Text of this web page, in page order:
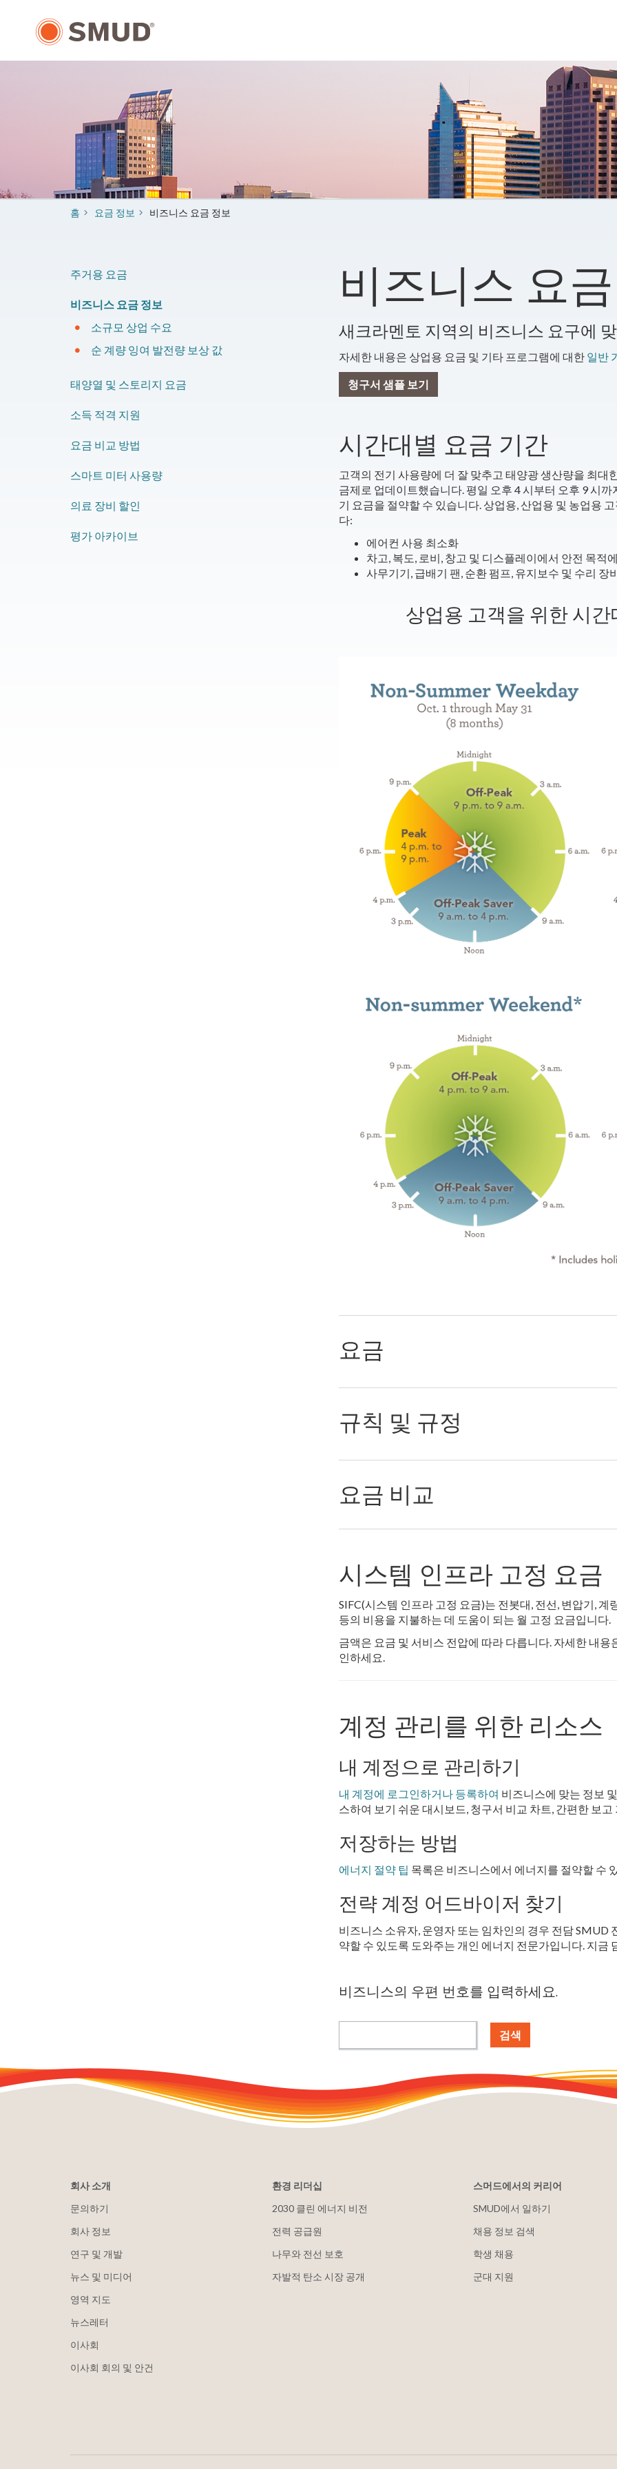
홈 요금 정보 비즈니스 요금 정보
비즈니스 요금
새크라멘토 지역의 비즈니스 요구에
자세한 내용은 상업용 요금 및 기타 프로그램에 대한 일반
청구서 샘플 보기
시간대별 요금 기간
고객의 전기 사용량에 더 잘 맞추고 태양광 생산량을 최
금제로 업데이트했습니다. 평일 오후 4 시부터 오후 9 시
기 요금을 절약할 수 있습니다. 상업용, 산업용 및 농업용
다:
에어컨 사용 최소화
차고, 복도, 로비, 창고 및 디스플레이에서 안전 목적
사무기기, 급배기 팬, 순환 펌프, 유지보수 및 수리
상업용 고객을 위한 시
요금
규칙 및 규정
요금 비교
시스템 인프라 고정 요금
SIFC(시스템 인프라 고정 요금)는 전봇대, 전선, 변압기,
등의 비용을 지불하는 데 도움이 되는 월 고정 요금입니다.
금액은 요금 및 서비스 전압에 따라 다릅니다. 자세한 내
인하세요.
계정 관리를 위한 리소스
내 계정으로 관리하기
내 계정에 로그인하거나 등록하여 비즈니스에 맞는 정보
스하여 보기 쉬운 대시보드, 청구서 비교 차트, 간편한 보
저장하는 방법
에너지 절약 팁 목록은 비즈니스에서 에너지를 절약할 수
전략 계정 어드바이저 찾기
비즈니스 소유자, 운영자 또는 임차인의 경우 전담 SMUD
약할 수 있도록 도와주는 개인 에너지 전문가입니다. 지금
비즈니스의 우편 번호를 입력하세요.
검색
주거용 요금
비즈니스 요금 정보
소규모 상업 수요
순 계량 잉여 발전량 보상 값
태양열 및 스토리지 요금
소득 적격 지원
요금 비교 방법
스마트 미터 사용량
​의료 장비 할인
평가 아카이브
회사 소개
문의하기
회사 정보
연구 및 개발
뉴스 및 미디어
영역 지도
뉴스레터
이사회
이사회 회의 및 안건
환경 리더십
2030 클린 에너지 비전
전력 공급원
나무와 전선 보호
자발적 탄소 시장 공개
스머드에서의 커리어
SMUD에서 일하기
채용 정보 검색
학생 채용
군대 지원